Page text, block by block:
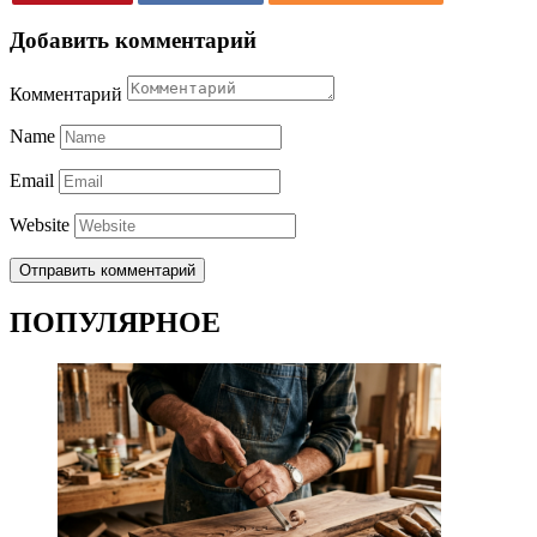
Добавить комментарий
Комментарий
Name
Email
Website
ПОПУЛЯРНОЕ